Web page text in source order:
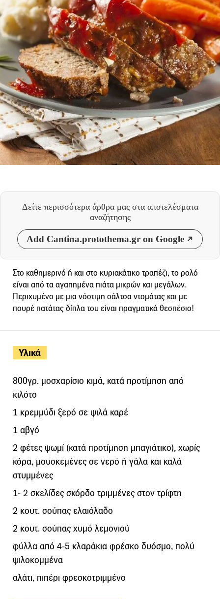
Δείτε περισσότερα άρθρα μας στα αποτελέσματα
αναζήτησης
Add Cantina.protothema.gr on Google
Υλικά
800γρ. μοσχαρίσιο κιμά, κατά προτίμηση από
κιλότο
1 κρεμμύδι ξερό σε ψιλά καρέ
1 αβγό
2 φέτες ψωμί (κατά προτίμηση μπαγιάτικο), χωρίς
κόρα, μουσκεμένες σε νερό ή γάλα και καλά
στυμμένες
1- 2 σκελίδες σκόρδο τριμμένες στον τρίφτη
2 κουτ. σούπας ελαιόλαδο
2 κουτ. σούπας χυμό λεμονιού
φύλλα από 4-5 κλαράκια φρέσκο δυόσμο, πολύ
ψιλοκομμένα
αλάτι, πιπέρι φρεσκοτριμμένο
Στο καθημερινό ή και στο κυριακάτικο τραπέζι, το ρολό
είναι από τα αγαπημένα πιάτα μικρών και μεγάλων.
Περιχυμένο με μια νόστιμη σάλτσα ντομάτας και με
πουρέ πατάτας δίπλα του είναι πραγματικά θεσπέσιο!